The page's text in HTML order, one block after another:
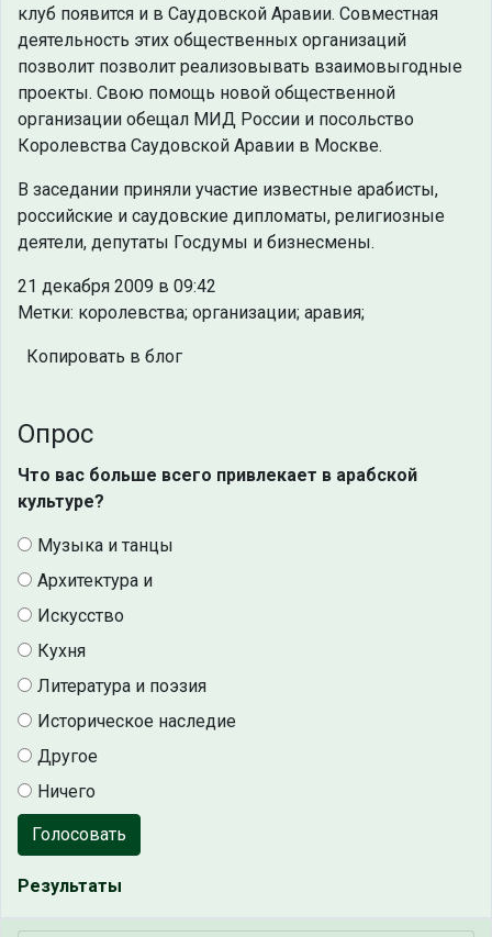
клуб появится и в Саудовской Аравии. Совместная
деятельность этих общественных организаций
позволит позволит реализовывать взаимовыгодные
проекты. Свою помощь новой общественной
организации обещал МИД России и посольство
Королевства Саудовской Аравии в Москве.
В заседании приняли участие известные арабисты,
российские и саудовские дипломаты, религиозные
деятели, депутаты Госдумы и бизнесмены.
21 декабря 2009 в 09:42
Метки: королевства; организации; аравия;
Копировать в блог
Опрос
Что вас больше всего привлекает в арабской
культуре?
Музыка и танцы
Архитектура и
Искусство
Кухня
Литература и поэзия
Историческое наследие
Другое
Ничего
Голосовать
Результаты